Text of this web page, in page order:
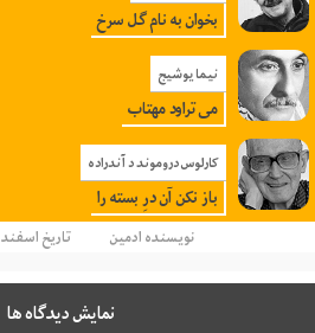
بخوان به نام گل سرخ
نیما یوشیج
می تراود مهتاب
کارلوس دروموند د آندراده
باز نکن آن درِ بسته را
نویسندهادمین تاریخ اسفند 24, 1397
نمایش دیدگاه ها